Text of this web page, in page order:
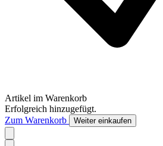
Artikel im Warenkorb
Erfolgreich hinzugefügt.
Zum Warenkorb
Weiter einkaufen